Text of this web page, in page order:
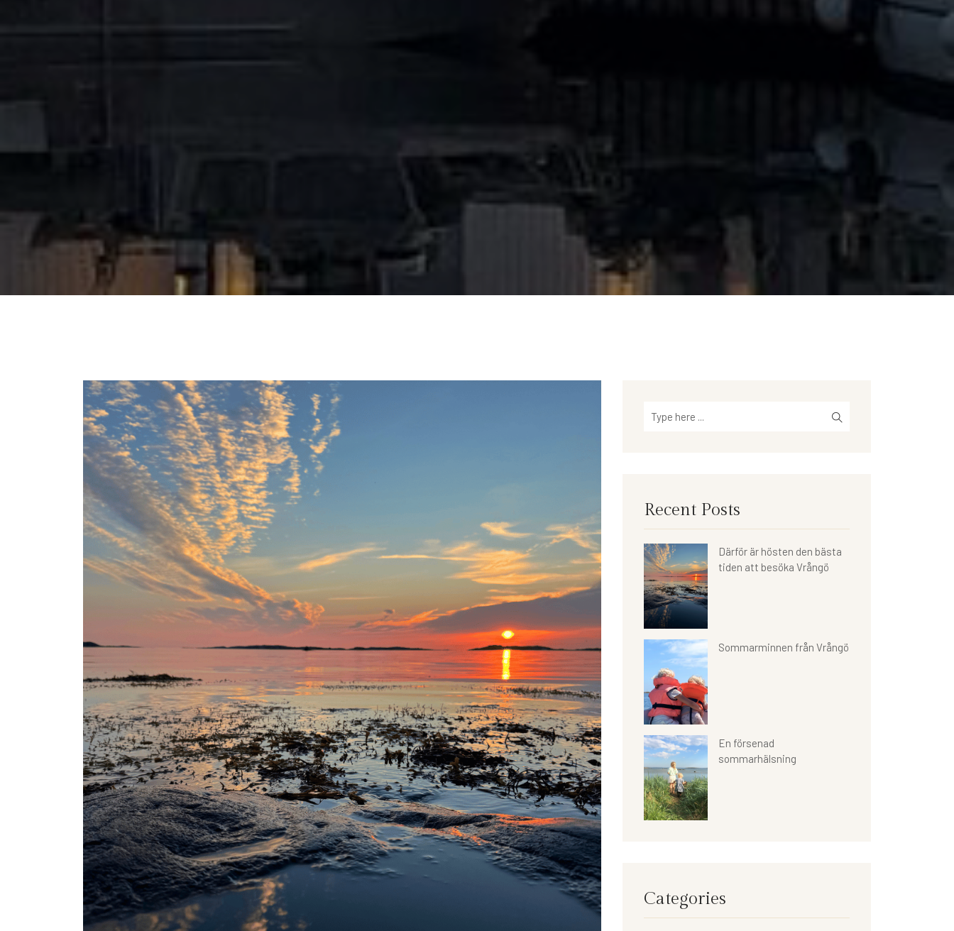
Recent Posts
Därför är hösten den bästa
tiden att besöka Vrångö
Sommarminnen från Vrångö
En försenad
sommarhälsning
Categories